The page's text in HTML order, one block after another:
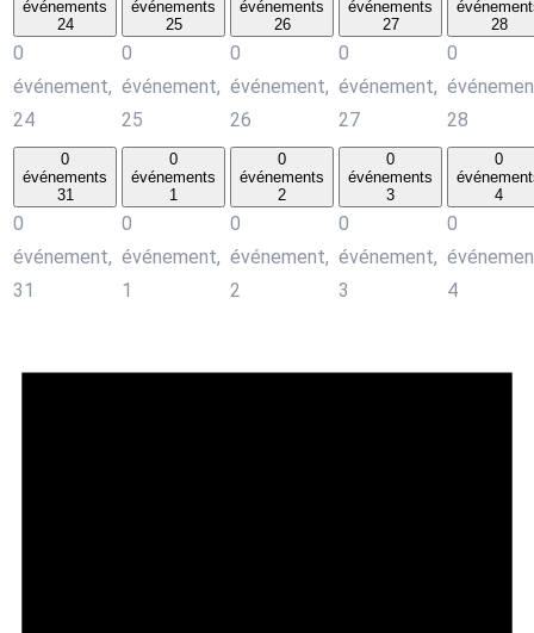
événements
24
0
événement,
24
événements
25
0
événement,
25
événements
26
0
événement,
26
événements
27
0
événement,
27
28
0
28
0
événements
31
0
événement,
31
0
événements
1
0
événement,
1
0
événements
2
0
événement,
2
0
événements
3
0
événement,
3
0
4
0
4